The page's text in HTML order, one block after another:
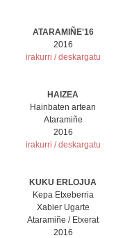
ATARAMIÑE'16
2016
irakurri / deskargatu
HAIZEA
Hainbaten artean
Ataramiñe
2016
irakurri / deskargatu
KUKU ERLOJUA
Kepa Etxeberria
Xabier Ugarte
Ataramiñe / Etxerat
2016